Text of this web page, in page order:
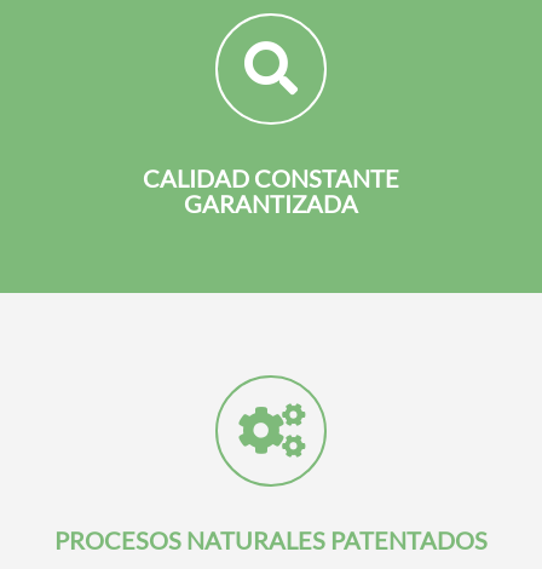
CALIDAD CONSTANTE
GARANTIZADA
PROCESOS NATURALES PATENTADOS